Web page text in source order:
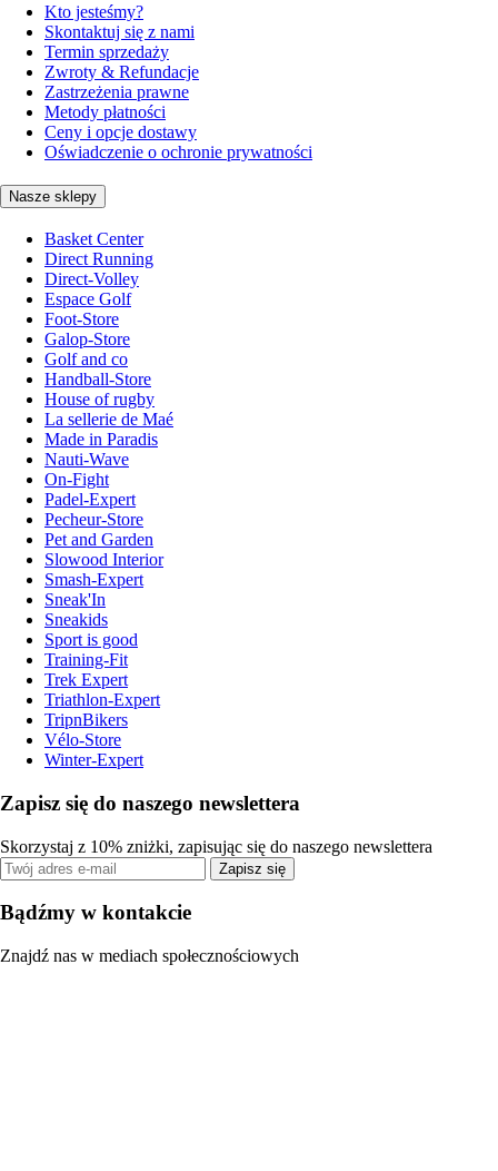
Kto jesteśmy?
Skontaktuj się z nami
Termin sprzedaży
Zwroty & Refundacje
Zastrzeżenia prawne
Metody płatności
Ceny i opcje dostawy
Oświadczenie o ochronie prywatności
Nasze sklepy
Basket Center
Direct Running
Direct-Volley
Espace Golf
Foot-Store
Galop-Store
Golf and co
Handball-Store
House of rugby
La sellerie de Maé
Made in Paradis
Nauti-Wave
On-Fight
Padel-Expert
Pecheur-Store
Pet and Garden
Slowood Interior
Smash-Expert
Sneak'In
Sneakids
Sport is good
Training-Fit
Trek Expert
Triathlon-Expert
TripnBikers
Vélo-Store
Winter-Expert
Zapisz się do naszego newslettera
Skorzystaj z 10% zniżki, zapisując się do naszego newslettera
Zapisz się
Bądźmy w kontakcie
Znajdź nas w mediach społecznościowych